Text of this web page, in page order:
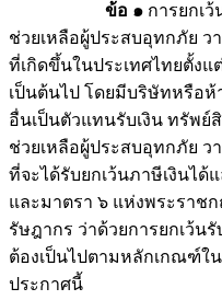
ข้อ ๑ การยกเ
ช่วยเหลือผู้ประสบอุทกภัย
ที่เกิดขึ้นในประเทศไทยตั้ง
เป็นต้นไป โดยมีบริษัทหรือ
อื่นเป็นตัวแทนรับเงิน ทรัพย์
ช่วยเหลือผู้ประสบอุทกภัย
ที่จะได้รับยกเว้นภาษีเงินไ
และมาตรา ๖ แห่งพระราช
รัษฎากร ว่าด้วยการยกเว้
ต้องเป็นไปตามหลักเกณฑ์ใ
ประกาศนี้